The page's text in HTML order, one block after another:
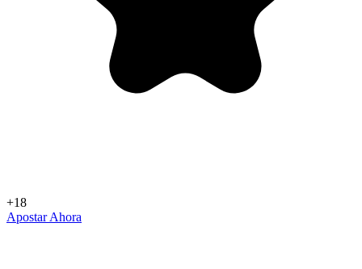
+18
Apostar Ahora